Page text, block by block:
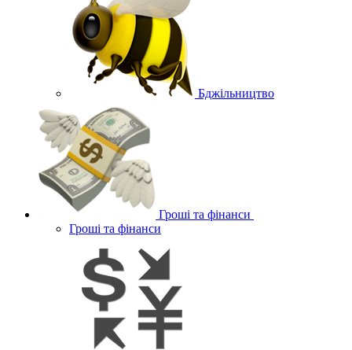
Бджільництво
Гроші та фінанси
Гроші та фінанси